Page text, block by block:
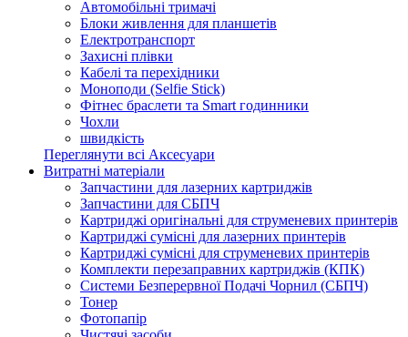
Автомобільні тримачі
Блоки живлення для планшетів
Електротранспорт
Захисні плівки
Кабелі та перехідники
Моноподи (Selfie Stick)
Фітнес браслети та Smart годинники
Чохли
швидкість
Переглянути всі Аксесуари
Витратні матеріали
Запчастини для лазерних картриджів
Запчастини для СБПЧ
Картриджі оригінальні для струменевих принтерів
Картриджі сумісні для лазерних принтерів
Картриджі сумісні для струменевих принтерів
Комплекти перезаправних картриджів (КПК)
Системи Безперервної Подачі Чорнил (СБПЧ)
Тонер
Фотопапір